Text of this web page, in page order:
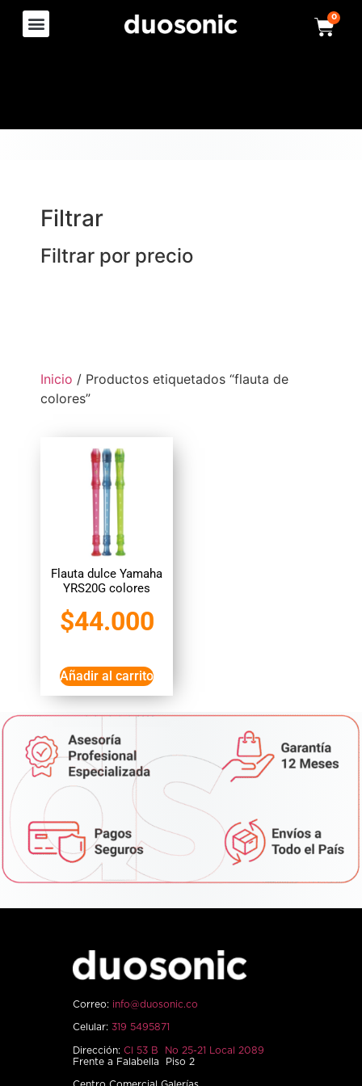
0
Filtrar
Filtrar por precio
Inicio / Productos etiquetados “flauta de
colores”
Flauta dulce Yamaha
YRS20G colores
$44.000
Añadir al carrito
Correo: info@duosonic.co
Celular: 319 5495871
Dirección: Cl 53 B No 25-21 Local 2089
Frente a Falabella Piso 2